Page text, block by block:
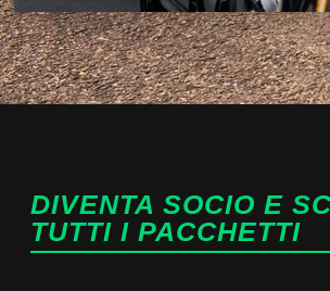
DIVENTA SOCIO E
TUTTI I PACCHETTI